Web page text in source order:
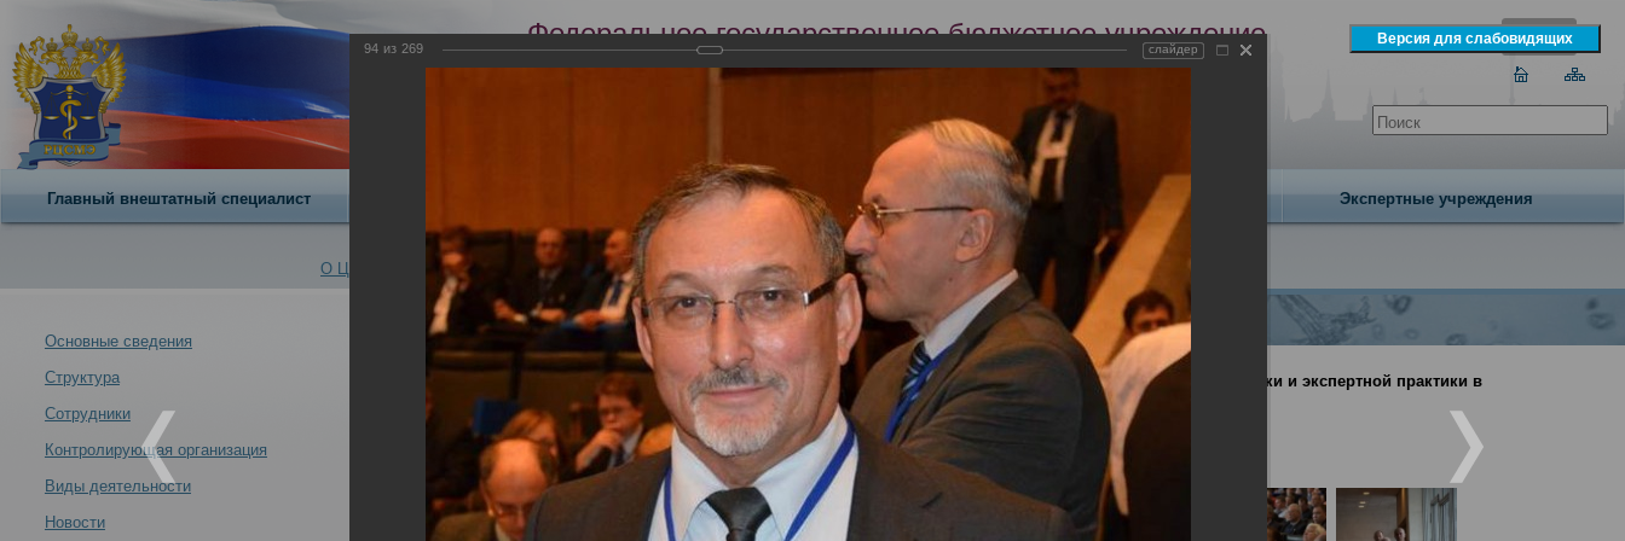
Федеральное государственное бюджетное учреждение
Российский центр судебно-медицинской экспертизы
Сегодня 6 августа 2026 года
Главный внештатный специалист Научная деятельность Экспертиза Образование Издательство Экспертные учреждения
О Центре -
VII Всероссийский съезд судебных медиков "Задачи
Основные сведения
Структура
Сотрудники
Контролирующая организация
Виды деятельности
Новости
Альбомы
VII Всероссийский съезд судебных медиков "Задачи и пути совершенствования судебно-медицинской науки и экспертной практики в
современных условиях"
21.10.2013
Москва 21-24 октября 2013 года
94 из 269 слайдер